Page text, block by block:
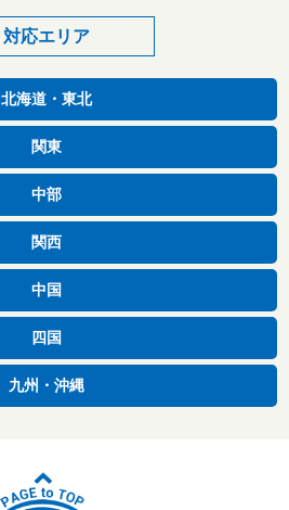
対応エリア
北海道・東北
関東
中部
関西
中国
四国
九州・沖縄